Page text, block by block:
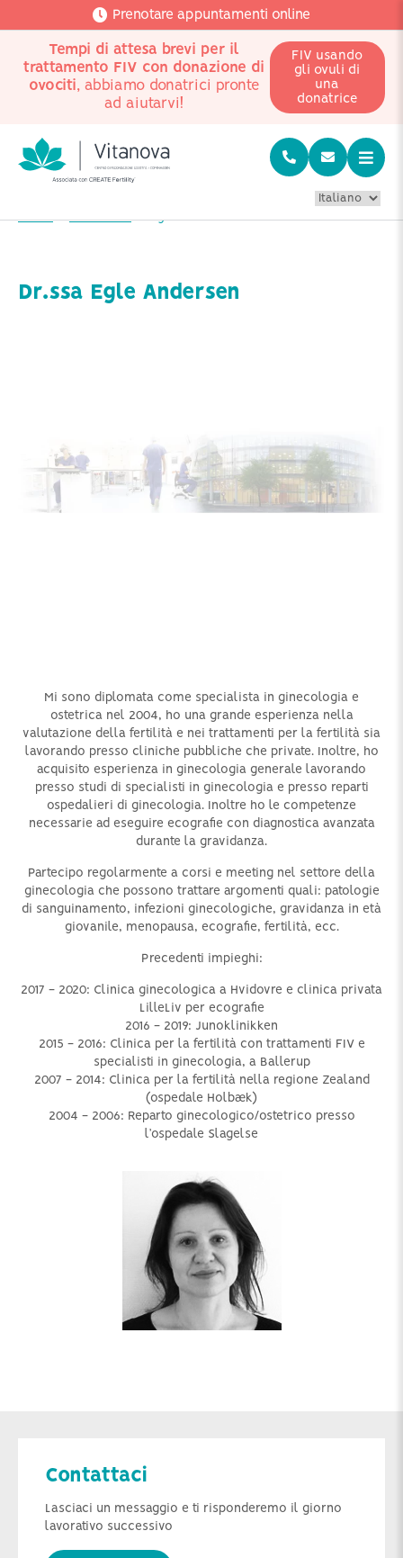
Prenotare appuntamenti online
Tempi di attesa brevi per il
trattamento FIV con donazione di
ovociti, abbiamo donatrici pronte
ad aiutarvi!
FIV usando
gli ovuli di
una
donatrice
Home Chi siamo? Egle Andersen
Dr.ssa Egle Andersen
Mi sono diplomata come specialista in ginecologia e
ostetrica nel 2004, ho una grande esperienza nella
valutazione della fertilità e nei trattamenti per la fertilità sia
lavorando presso cliniche pubbliche che private. Inoltre, ho
acquisito esperienza in ginecologia generale lavorando
presso studi di specialisti in ginecologia e presso reparti
ospedalieri di ginecologia. Inoltre ho le competenze
necessarie ad eseguire ecografie con diagnostica avanzata
durante la gravidanza.
Partecipo regolarmente a corsi e meeting nel settore della
ginecologia che possono trattare argomenti quali: patologie
di sanguinamento, infezioni ginecologiche, gravidanza in età
giovanile, menopausa, ecografie, fertilità, ecc.
Precedenti impieghi:
2017 - 2020: Clinica ginecologica a Hvidovre e clinica privata
LilleLiv per ecografie
2016 - 2019: Junoklinikken
2015 - 2016: Clinica per la fertilità con trattamenti FIV e
specialisti in ginecologia, a Ballerup
2007 - 2014: Clinica per la fertilità nella regione Zealand
(ospedale Holbæk)
2004 - 2006: Reparto ginecologico/ostetrico presso
l’ospedale Slagelse
Contattaci
Lasciaci un messaggio e ti risponderemo il giorno
lavorativo successivo